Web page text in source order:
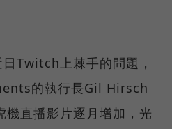
Twitch上棘手的問題，
的執行長Gil Hirsch
機直播影片逐月增加，光